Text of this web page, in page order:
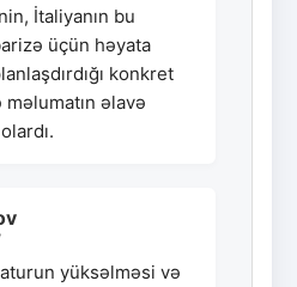
İtaliyanın bu
üçün həyata
konkret
əlavə
yüksəlməsi və